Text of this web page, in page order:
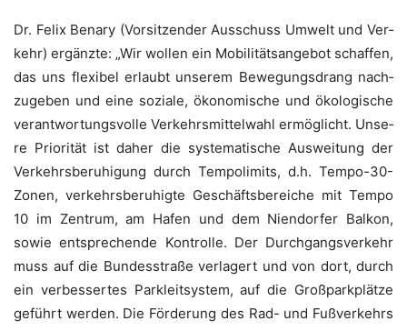
Dr. Felix Bena­ry (Vor­sit­zen­der Aus­schuss Umwelt und Ver­
kehr) ergänz­te: „Wir wol­len ein Mobi­li­täts­an­ge­bot schaf­fen,
das uns fle­xi­bel erlaubt unse­rem Bewe­gungs­drang nach­
zu­ge­ben und eine sozia­le, öko­no­mi­sche und öko­lo­gi­sche
ver­ant­wor­tungs­vol­le Ver­kehrs­mit­tel­wahl ermög­licht. Unse­
re Prio­ri­tät ist daher die sys­te­ma­ti­sche Aus­wei­tung der
Ver­kehrs­be­ru­hi­gung durch Tem­po­li­mits, d.h. Tem­po-30-
Zonen, ver­kehrs­be­ru­hig­te Geschäfts­be­rei­che mit Tem­po
10 im Zen­trum, am Hafen und dem Nien­dor­fer Bal­kon,
sowie ent­spre­chen­de Kon­trol­le. Der Durch­gangs­ver­kehr
muss auf die Bun­des­stra­ße ver­la­gert und von dort, durch
ein ver­bes­ser­tes Park­leit­sys­tem, auf die Groß­park­plät­ze
geführt wer­den. Die För­de­rung des Rad- und Fuß­ver­kehrs